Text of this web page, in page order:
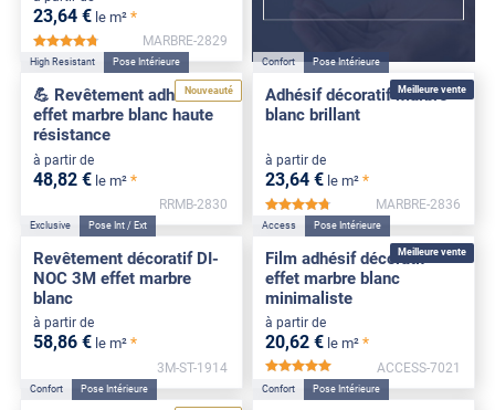
23,64 € le m² *
*****
MARBRE-2829
Nouveauté
High Resistant Pose Intérieure
💪 Revêtement adhésif
effet marbre blanc haute
résistance
à partir de
48,82 € le m² *
RRMB-2830
Meilleure vente
Confort Pose Intérieure
Adhésif décoratif marbre
blanc brillant
à partir de
23,64 € le m² *
*****
MARBRE-2836
Exclusive Pose Int / Ext
Revêtement décoratif DI-
NOC 3M effet marbre
blanc
à partir de
58,86 € le m² *
3M-ST-1914
Meilleure vente
Access Pose Intérieure
Film adhésif décoratif
effet marbre blanc
minimaliste
à partir de
20,62 € le m² *
ACCESS-7021
Confort Pose Intérieure Confort Pose Intérieure